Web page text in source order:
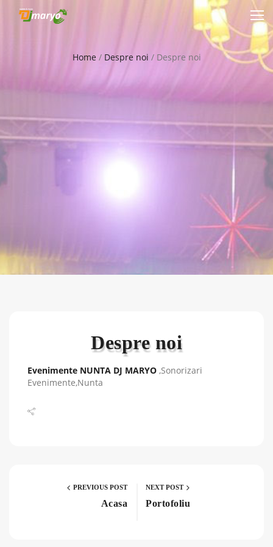
Home/ Despre noi / Despre noi
Despre noi
Evenimente NUNTA DJ MARYO ,Sonorizari
Evenimente,Nunta
PREVIOUS POST
Acasa
NEXT POST
Portofoliu